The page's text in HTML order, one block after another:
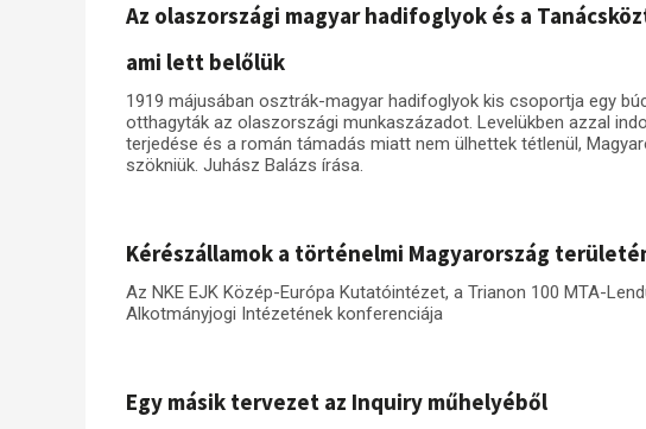
Az olaszországi magyar hadifoglyok és a
ami lett belőlük
1919 májusában osztrák-magyar hadifoglyok kis csoportja egy
otthagyták az olaszországi munkaszázadot. Levelükben azzal
terjedése és a román támadás miatt nem ülhettek tétlenül,
szökniük. Juhász Balázs írása.
Kérészállamok a történelmi Magyarország
Az NKE EJK Közép-Európa Kutatóintézet, a Trianon 100 MTA-
Alkotmányjogi Intézetének konferenciája
Egy másik tervezet az Inquiry műhelyéből